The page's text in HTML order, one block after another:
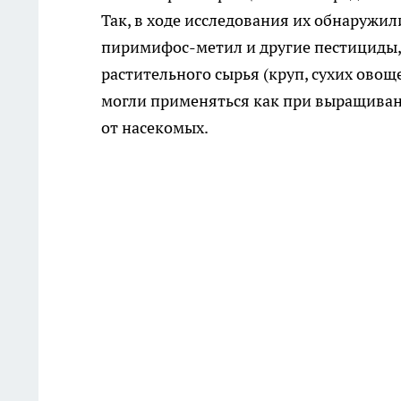
Так, в ходе исследования их
пиримифос-метил и другие
растительного сырья (круп, сухих
могли применяться как при
от насекомых.